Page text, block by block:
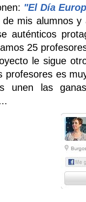
"El Día
de mis alumnos
auténticos
25
le sigue
profesores es
unen las